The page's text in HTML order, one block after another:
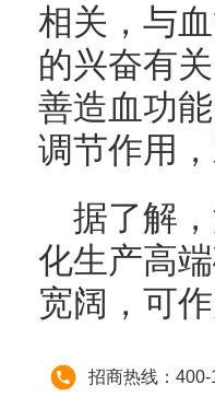
相关，与
的兴奋有
善造血功
调节作用
据了解
化生产高
宽阔，可
招商热线：